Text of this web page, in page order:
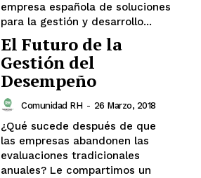
empresa española de soluciones
para la gestión y desarrollo...
El Futuro de la
Gestión del
Desempeño
Comunidad RH - 26 Marzo, 2018
¿Qué sucede después de que
las empresas abandonen las
evaluaciones tradicionales
anuales? Le compartimos un